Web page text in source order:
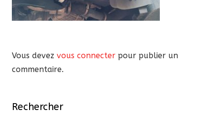
Vous devez vous connecter pour publier un
commentaire.
Rechercher